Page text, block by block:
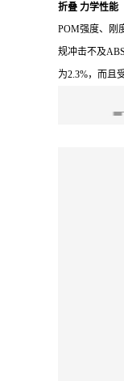
折叠 力学性能
POM强度、刚
规冲击不及
为2.3%，而且